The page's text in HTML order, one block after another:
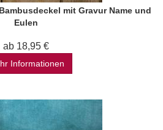
mit Gravur Name und
Eulen
ab 18,95 €
Informationen